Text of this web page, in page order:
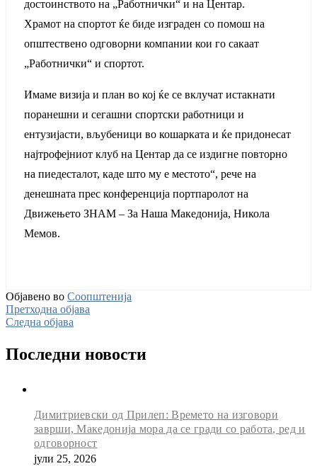
достоинството на „Работнички“ и на Центар.
Храмот на спортот ќе биде изграден со помош на
општествено одговорни компании кои го сакаат
„Работнички“ и спортот.
Имаме визија и план во кој ќе се вклучат истакнати
поранешни и сегашни спортски работници и
ентузијасти, вљубеници во кошарката и ќе придонесат
најтрофејниот клуб на Центар да се издигне повторно
на пиедесталот, каде што му е местото“, рече на
денешната прес конференција портпаролот на
Движењето ЗНАМ – За Наша Македонија, Никола
Мемов.
Објавено во Соопштенија
Претходна објава
Следна објава
Последни новости
Димитриевски од Прилеп: Времето на изговори
заврши, Македонија мора да се гради со работа, ред и
одговорност
јули 25, 2026